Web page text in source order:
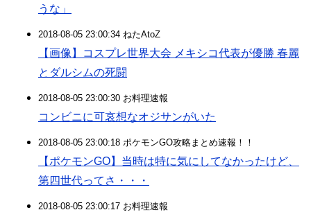
うな」
2018-08-05 23:00:34 ねたAtoZ
【画像】コスプレ世界大会 メキシコ代表が優勝 春麗
とダルシムの死闘
2018-08-05 23:00:30 お料理速報
コンビニに可哀想なオジサンがいた
2018-08-05 23:00:18 ポケモンGO攻略まとめ速報！！
【ポケモンGO】当時は特に気にしてなかったけど、
第四世代ってさ・・・
2018-08-05 23:00:17 お料理速報